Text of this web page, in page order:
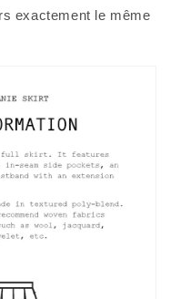
exactement le même